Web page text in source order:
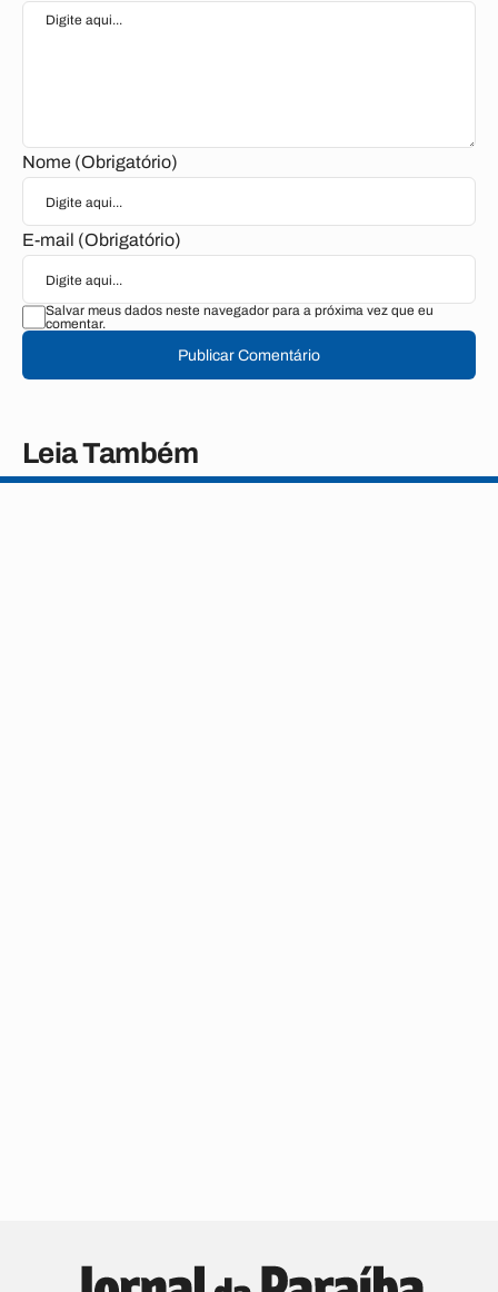
Nome (Obrigatório)
E-mail (Obrigatório)
Salvar meus dados neste navegador para a próxima vez que eu
comentar.
Publicar Comentário
Leia Também